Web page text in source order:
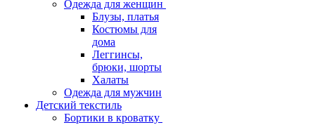
Одежда для женщин
Блузы, платья
Костюмы для
дома
Леггинсы,
брюки, шорты
Халаты
Одежда для мужчин
Детский текстиль
Бортики в кроватку